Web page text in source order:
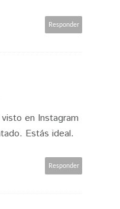
Responder
en Instagram
Estás ideal.
Responder